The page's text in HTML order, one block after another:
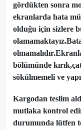
gördükten sonra
ekranlarda hata
olduğu için sizlere
bölümünde
sökülmemeli ve
Kargodan teslim
mutlaka kontrol
durumunda lütfen